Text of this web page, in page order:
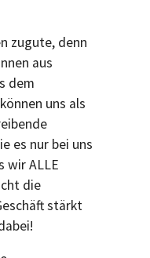
zugute, denn
aus
dem
uns als
es nur bei uns
wir ALLE
die
stärkt